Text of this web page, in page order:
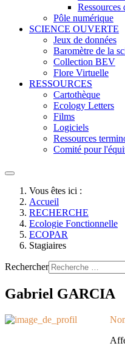
Ressources
Pôle numérique
SCIENCE OUVERTE
Jeux de données
Baromètre de la
Collection BEV
Flore Virtuelle
RESSOURCES
Cartothèque
Ecology Letters
Films
Logiciels
Ressources
Comité pour
Vous êtes ici :
Accueil
RECHERCHE
Ecologie Fonctionnelle
ECOPAR
Stagiaires
Rechercher
Gabriel GARCIA